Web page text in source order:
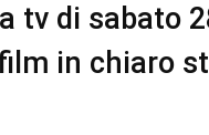
tv di sabato
in chiaro